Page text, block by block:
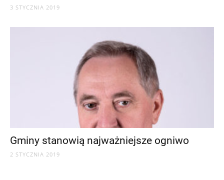
3 STYCZNIA 2019
Gminy stanowią najważniejsze ogniwo
2 STYCZNIA 2019